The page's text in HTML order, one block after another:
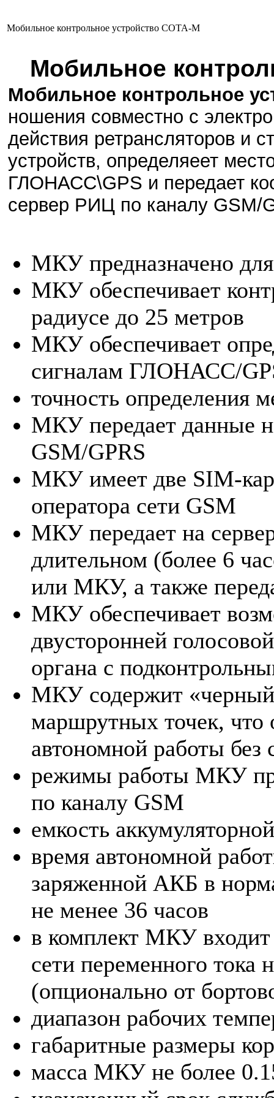
Мобильное контрольное устройство СОТА-М
Мобильное
Мобильное контрольное
ношения совместно с
действия ретрансляторов и
устройств, определяеет
ГЛОНАСС\GPS и передает
сервер РИЦ по каналу GSM/
МКУ предназначено
МКУ обеспечивает
радиусе до 25 метров
МКУ обеспечивает
сигналам ГЛОНАСС/
точность определения
МКУ передает данные
GSM/GPRS
МКУ имеет две SIM-
оператора сети GSM
МКУ передает на
длительном (более 6
или МКУ, а также
МКУ обеспечивает
двусторонней
органа с
МКУ содержит
маршрутных точек, что
автономной работы без
режимы работы МКУ
по каналу GSM
емкость
время автономной
заряженной АКБ в
не менее 36 часов
в комплект МКУ
сети переменного тока
(опционально от
диапазон рабочих
габаритные размеры
масса МКУ не более